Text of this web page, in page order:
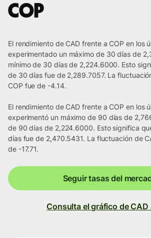
COP
El rendimiento de CAD frente a COP en los
experimentado un máximo de 30 días de
mínimo de 30 días de 2,224.6000. Esto
de 30 días fue de 2,289.7057. La
COP fue de -4.14.
El rendimiento de CAD frente a COP en los
experimentó un máximo de 90 días de
de 90 días de 2,224.6000. Esto significa
días fue de 2,470.5431. La fluctuación de
de -17.71.
Seguir tasas del
Consulta el gráfico de CAD